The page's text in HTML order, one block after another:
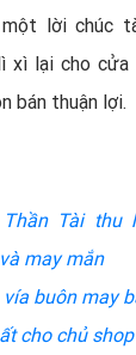
lời chúc
xì lại cho
bán thuận lợi.
Thần Tài thu
may mắn
vía buôn may
cho chủ shop